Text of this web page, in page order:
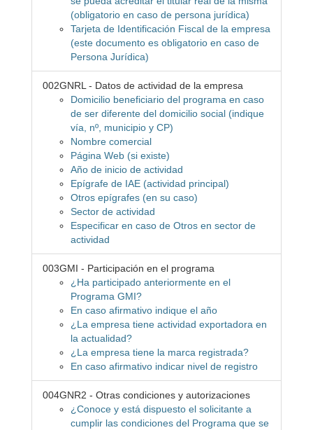
(obligatorio en caso de persona jurídica)
Tarjeta de Identificación Fiscal de la empresa
(este documento es obligatorio en caso de
Persona Jurídica)
002GNRL - Datos de actividad de la empresa
Domicilio beneficiario del programa en caso
de ser diferente del domicilio social (indique
vía, nº, municipio y CP)
Nombre comercial
Página Web (si existe)
Año de inicio de actividad
Epígrafe de IAE (actividad principal)
Otros epígrafes (en su caso)
Sector de actividad
Especificar en caso de Otros en sector de
actividad
003GMI - Participación en el programa
¿Ha participado anteriormente en el
Programa GMI?
En caso afirmativo indique el año
¿La empresa tiene actividad exportadora en
la actualidad?
¿La empresa tiene la marca registrada?
En caso afirmativo indicar nivel de registro
004GNR2 - Otras condiciones y autorizaciones
¿Conoce y está dispuesto el solicitante a
cumplir las condiciones del Programa que se